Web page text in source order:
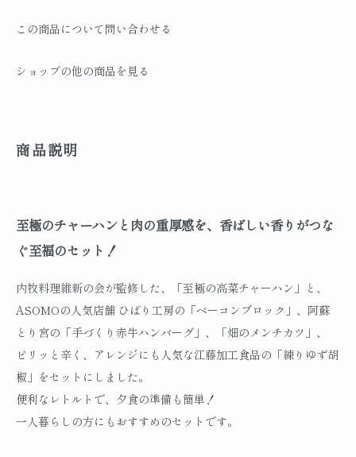
この商品について問い合わせる
ショップの他の商品を見る
商品説明
至極のチャーハンと肉の重厚感を、香ばしい香りがつな
ぐ至福のセット！
内牧料理維新の会が監修した、「至極の高菜チャーハン」と、
ASOMOの人気店舗 ひばり工房の「ベーコンブロック」、阿蘇
とり宮の「手づくり赤牛ハンバーグ」、「畑のメンチカツ」、
ピリッと辛く、アレンジにも人気な江藤加工食品の「練りゆず胡
椒」をセットにしました。
便利なレトルトで、夕食の準備も簡単！
一人暮らしの方にもおすすめのセットです。